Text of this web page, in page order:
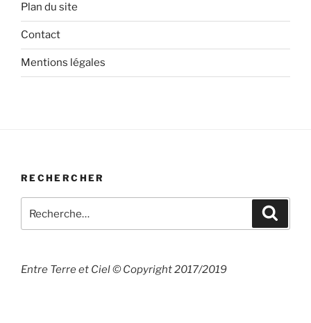
Plan du site
Contact
Mentions légales
RECHERCHER
pour
Entre Terre et Ciel © Copyright 2017/2019